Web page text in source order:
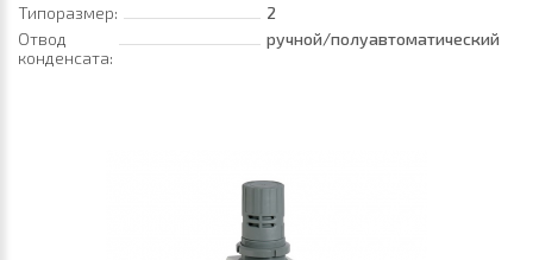
Типоразмер:
2
Отвод
конденсата:
ручной/полуавтоматический